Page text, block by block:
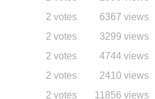
6367 views
2 votes
3299 views
2 votes
4744 views
2 votes
2410 views
2 votes
11856 views
2 votes